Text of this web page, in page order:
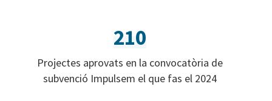
210
Projectes aprovats en la convocatòria de
subvenció Impulsem el que fas el 2024